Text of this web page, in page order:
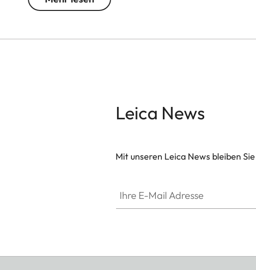
Leica News
Mit unseren Leica News bleiben